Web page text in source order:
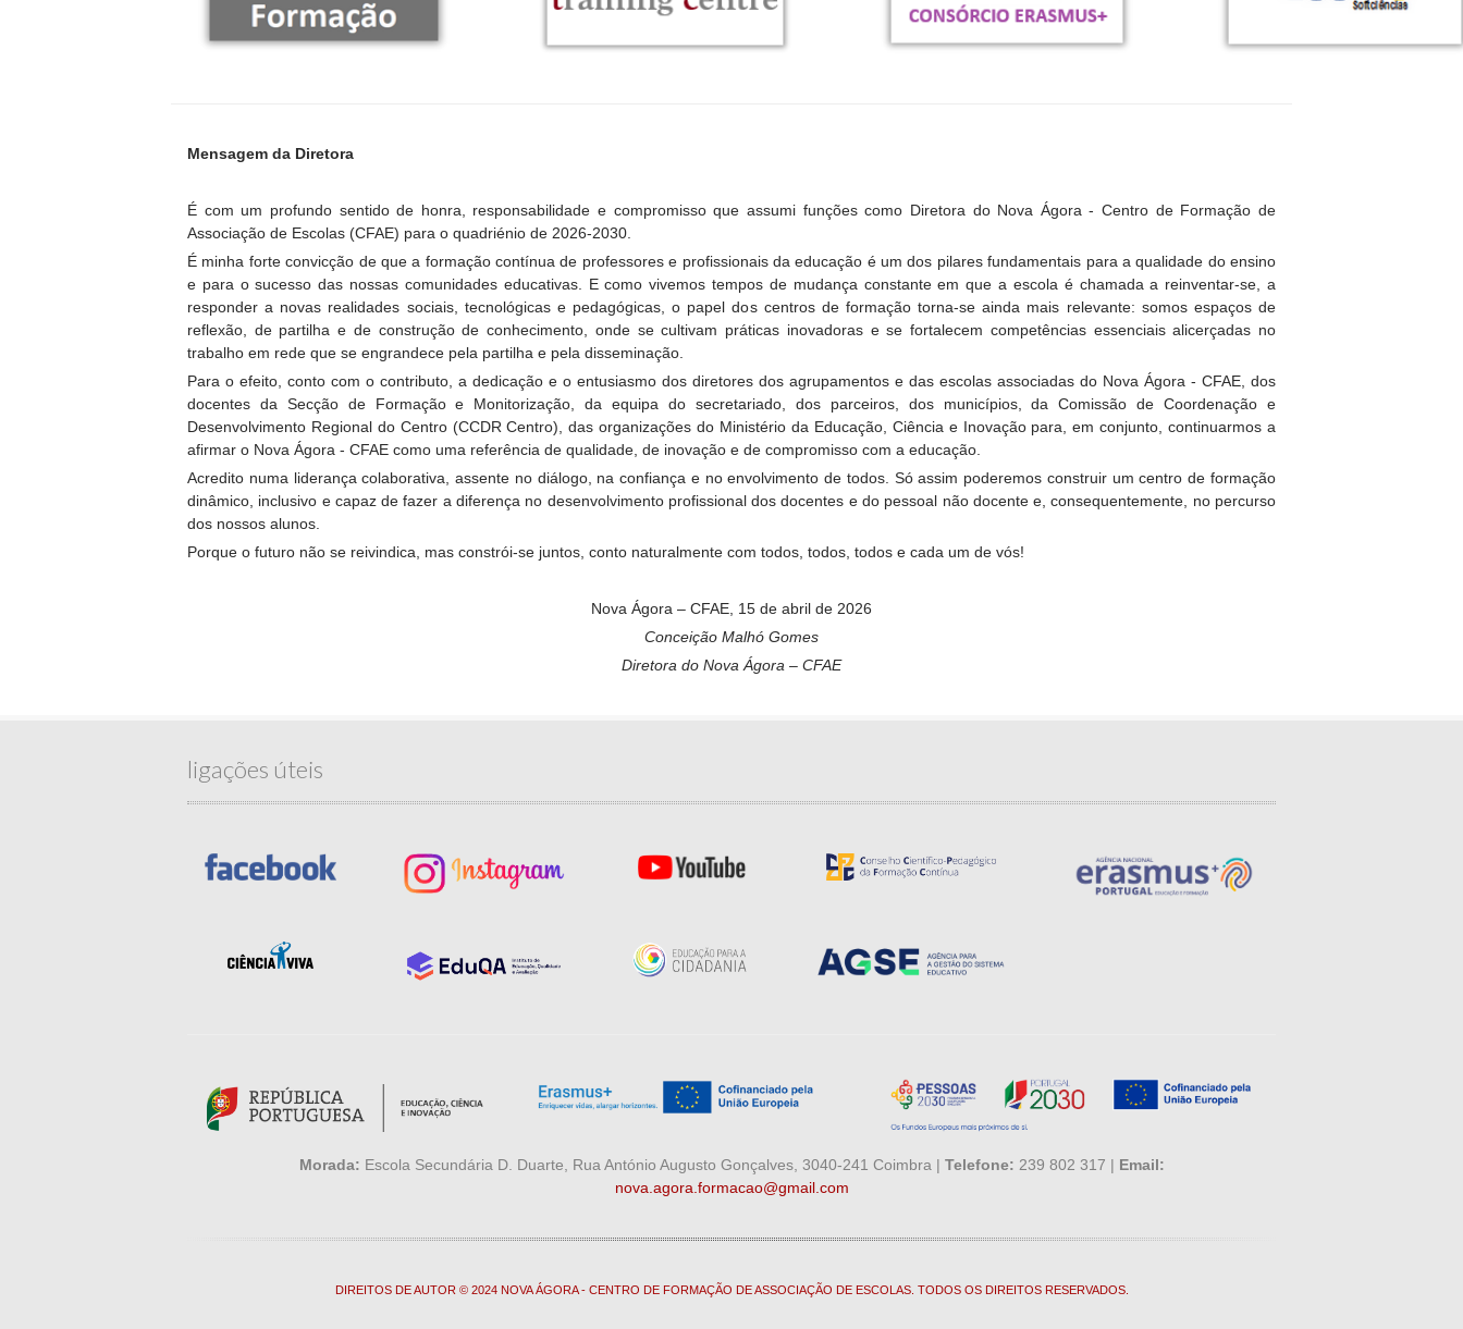
Mensagem da Diretora
É com um profundo sentido de honra, responsabilidade e compromisso que assumi funções como Diretora do Nova Ágora - Centro de Formação de
Associação de Escolas (CFAE) para o quadriénio de 2026-2030.
É minha forte convicção de que a formação contínua de professores e profissionais da educação é um dos pilares fundamentais para a qualidade do ensino
e para o sucesso das nossas comunidades educativas. E como vivemos tempos de mudança constante em que a escola é chamada a reinventar-se, a
responder a novas realidades sociais, tecnológicas e pedagógicas, o papel dos centros de formação torna-se ainda mais relevante: somos espaços de
reflexão, de partilha e de construção de conhecimento, onde se cultivam práticas inovadoras e se fortalecem competências essenciais alicerçadas no
trabalho em rede que se engrandece pela partilha e pela disseminação.
Para o efeito, conto com o contributo, a dedicação e o entusiasmo dos diretores dos agrupamentos e das escolas associadas do Nova Ágora - CFAE, dos
docentes da Secção de Formação e Monitorização, da equipa do secretariado, dos parceiros, dos municípios, da Comissão de Coordenação e
Desenvolvimento Regional do Centro (CCDR Centro), das organizações do Ministério da Educação, Ciência e Inovação para, em conjunto, continuarmos a
afirmar o Nova Ágora - CFAE como uma referência de qualidade, de inovação e de compromisso com a educação.
Acredito numa liderança colaborativa, assente no diálogo, na confiança e no envolvimento de todos. Só assim poderemos construir um centro de formação
dinâmico, inclusivo e capaz de fazer a diferença no desenvolvimento profissional dos docentes e do pessoal não docente e, consequentemente, no percurso
dos nossos alunos.
Porque o futuro não se reivindica, mas constrói-se juntos, conto naturalmente com todos, todos, todos e cada um de vós!
Nova Ágora – CFAE, 15 de abril de 2026
Conceição Malhó Gomes
Diretora do Nova Ágora – CFAE
ligações úteis
Morada: Escola Secundária D. Duarte, Rua António Augusto Gonçalves, 3040-241 Coimbra | Telefone: 239 802 317 | Email:
nova.agora.formacao@gmail.com
DIREITOS DE AUTOR © 2024 NOVA ÁGORA - CENTRO DE FORMAÇÃO DE ASSOCIAÇÃO DE ESCOLAS. TODOS OS DIREITOS RESERVADOS.